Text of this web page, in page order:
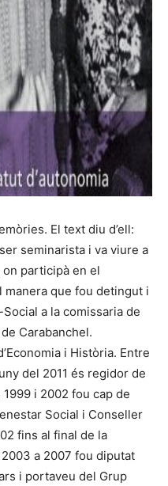
El text diu d’ell:
seminarista i va viure a
on participà en el
manera que fou detingut i
a la comissaria de
Carabanchel.
i Història. Entre
del 2011 és regidor de
1999 i 2002 fou cap de
Social i Conseller
fins al final de la
a 2007 fou diputat
i portaveu del Grup